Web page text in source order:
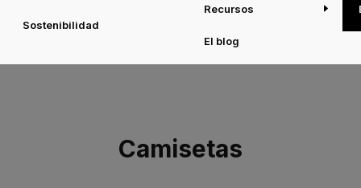
Sostenibilidad
Recursos
El blog
Camisetas